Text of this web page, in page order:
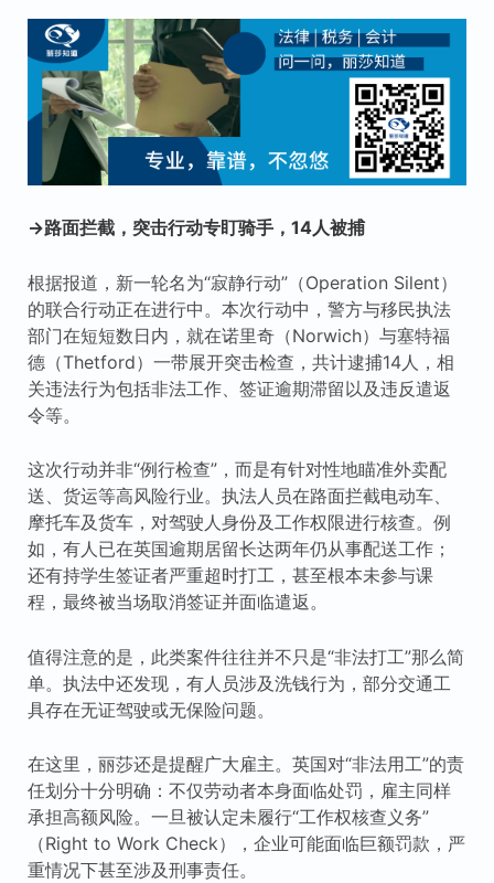
→路面拦截，突击行动专盯骑手，14人被捕
根据报道，新一轮名为“寂静行动”（Operation Silent）
的联合行动正在进行中。本次行动中，警方与移民执法
部门在短短数日内，就在诺里奇（Norwich）与塞特福
德（Thetford）一带展开突击检查，共计逮捕14人，相
关违法行为包括非法工作、签证逾期滞留以及违反遣返
令等。
这次行动并非“例行检查”，而是有针对性地瞄准外卖配
送、货运等高风险行业。执法人员在路面拦截电动车、
摩托车及货车，对驾驶人身份及工作权限进行核查。例
如，有人已在英国逾期居留长达两年仍从事配送工作；
还有持学生签证者严重超时打工，甚至根本未参与课
程，最终被当场取消签证并面临遣返。
值得注意的是，此类案件往往并不只是“非法打工”那么简
单。执法中还发现，有人员涉及洗钱行为，部分交通工
具存在无证驾驶或无保险问题。
在这里，丽莎还是提醒广大雇主。英国对“非法用工”的责
任划分十分明确：不仅劳动者本身面临处罚，雇主同样
承担高额风险。一旦被认定未履行“工作权核查义务”
（Right to Work Check），企业可能面临巨额罚款，严
重情况下甚至涉及刑事责任。